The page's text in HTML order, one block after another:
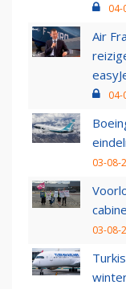
04-
Air
04-
03-08-
03-08-